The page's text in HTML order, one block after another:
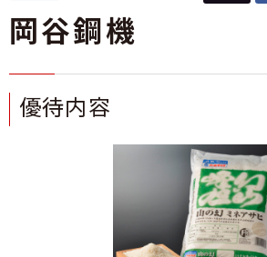
岡谷鋼機
優待内容